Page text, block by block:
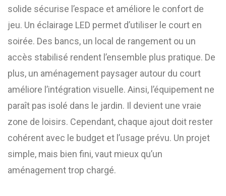
solide sécurise l’espace et améliore le confort de
jeu. Un éclairage LED permet d’utiliser le court en
soirée. Des bancs, un local de rangement ou un
accès stabilisé rendent l’ensemble plus pratique. De
plus, un aménagement paysager autour du court
améliore l’intégration visuelle. Ainsi, l’équipement ne
paraît pas isolé dans le jardin. Il devient une vraie
zone de loisirs. Cependant, chaque ajout doit rester
cohérent avec le budget et l’usage prévu. Un projet
simple, mais bien fini, vaut mieux qu’un
aménagement trop chargé.